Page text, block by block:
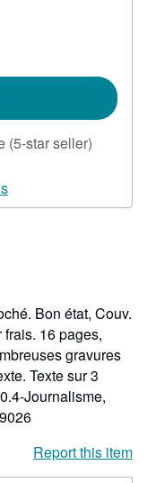
(5-star seller)
out
Bon état, Couv.
16 pages,
gravures
Texte sur 3
Journalisme,
Report this item